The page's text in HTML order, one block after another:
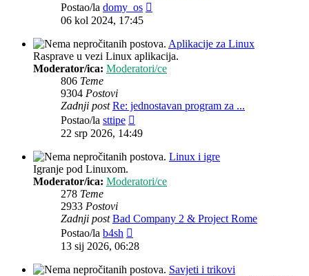
Postao/la domy_os
06 kol 2024, 17:45
Aplikacije za Linux
Rasprave u vezi Linux aplikacija.
Moderator/ica: Moderatori/ce
806 Teme
9304 Postovi
Zadnji post Re: jednostavan program za ...
Postao/la sttipe
post
22 srp 2026, 14:49
Linux i igre
Igranje pod Linuxom.
Moderator/ica: Moderatori/ce
278 Teme
2933 Postovi
Zadnji post Bad Company 2 & Project Rome
Postao/la b4sh
post
13 sij 2026, 06:28
Savjeti i trikovi